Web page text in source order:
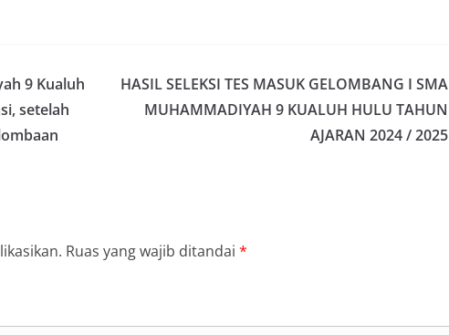
9 Kualuh
setelah
HASIL SELEKSI TES MASUK GELOMBANG I SMA
MUHAMMADIYAH 9 KUALUH HULU TAHUN
AJARAN 2024 / 2025
Ruas yang wajib ditandai *